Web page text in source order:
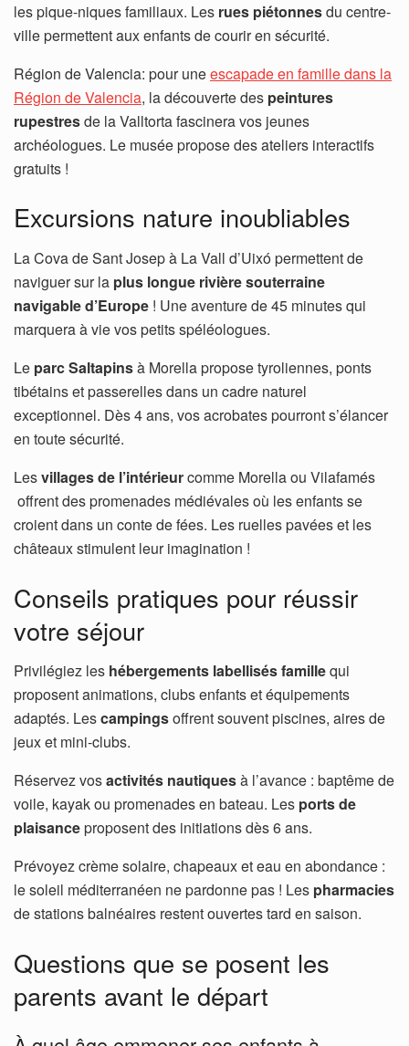
les pique-niques familiaux. Les rues piétonnesdu centre-
ville permettent aux enfants de courir en sécurité.
Région de Valencia: pour uneescapade en famille dans la
Région de Valencia, la découverte des peintures
rupestresde la Valltorta fascinera vos jeunes
archéologues. Le musée propose des ateliers interactifs
gratuits !
Excursions nature inoubliables
La Cova de Sant Josepà La Vall d’Uixó permettent de
naviguer sur la plus longue rivière souterraine
navigable d’Europe ! Une aventure de 45 minutes qui
marquera à vie vos petits spéléologues.
Le parc Saltapinsà Morella propose tyroliennes, ponts
tibétains et passerelles dans un cadre naturel
exceptionnel. Dès 4 ans, vos acrobates pourront s’élancer
en toute sécurité.
Lesvillages de l’intérieurcomme Morella ou Vilafamés
offrent des promenades médiévales où les enfants se
croient dans un conte de fées. Les ruelles pavées et les
châteaux stimulent leur imagination !
Conseils pratiques pour réussir
votre séjour
Privilégiez les hébergements labellisés famillequi
proposent animations, clubs enfants et équipements
adaptés. Lescampingsoffrent souvent piscines, aires de
jeux et mini-clubs.
Réservez vosactivités nautiquesà l’avance : baptême de
voile, kayak ou promenades en bateau. Les ports de
plaisanceproposent des initiations dès 6 ans.
Prévoyez crème solaire, chapeaux et eau en abondance :
le soleil méditerranéen ne pardonne pas ! Les pharmacies
de stations balnéaires restent ouvertes tard en saison.
Questions que se posent les
parents avant le départ